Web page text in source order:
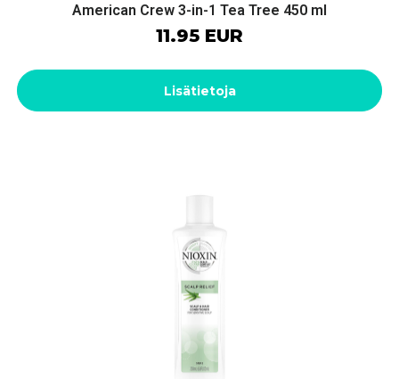
American Crew 3-in-1 Tea Tree 450 ml
11.95 EUR
Lisätietoja